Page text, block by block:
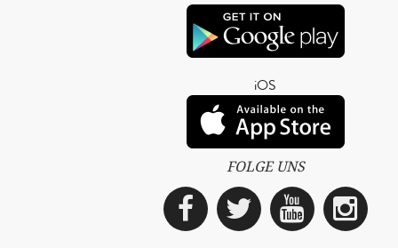
iOS
FOLGE UNS
Facebook
Twitter